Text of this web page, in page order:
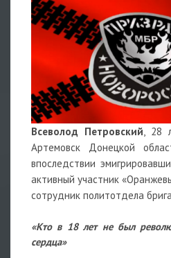
Всеволод Петровский, 28
Артемовск Донецкой
впоследствии
активный участник
сотрудник политотдела
«Кто в 18 лет не был
сердца»